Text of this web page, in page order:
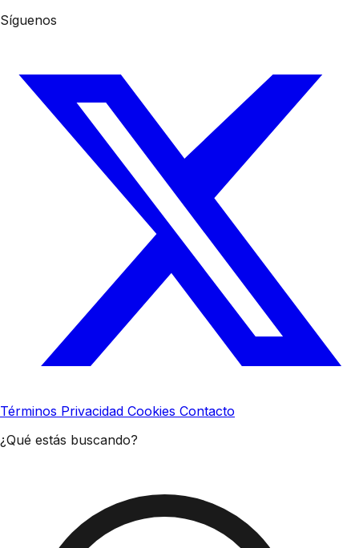
Síguenos
Términos Privacidad Cookies Contacto
¿Qué estás buscando?